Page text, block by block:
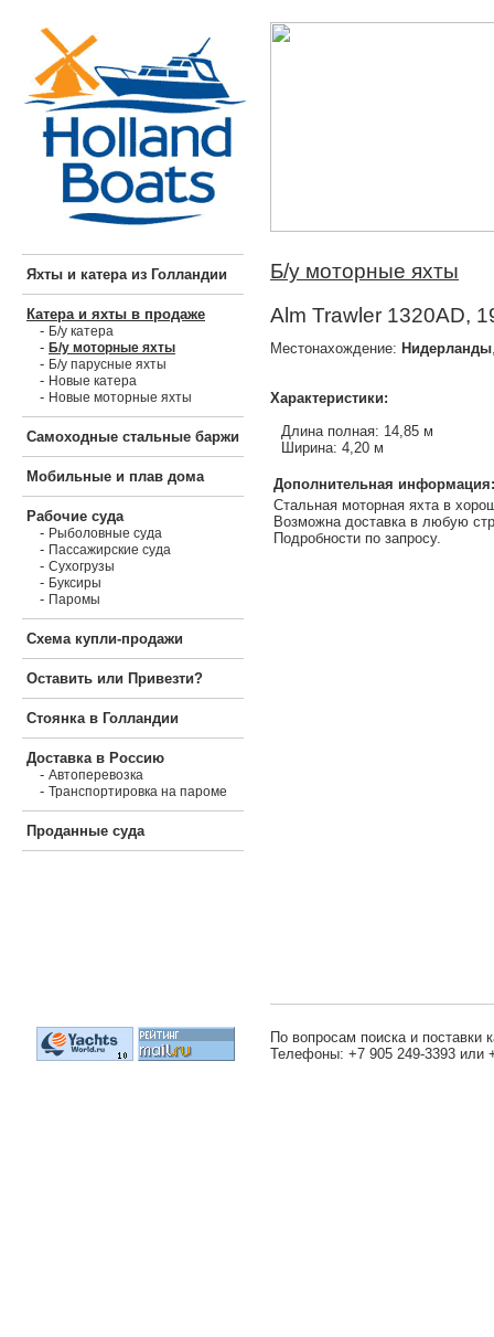
Яхты и катера из Голландии
Катера и яхты в продаже
- Б/у катера
- Б/у моторные яхты
- Б/у парусные яхты
- Новые катера
- Новые моторные яхты
Самоходные стальные баржи
Мобильные и плав дома
Рабочие суда
- Рыболовные суда
- Пассажирские суда
- Сухогрузы
- Буксиры
- Паромы
Схема купли-продажи
Оставить или Привезти?
Стоянка в Голландии
Доставка в Россию
- Автоперевозка
- Транспортировка на пароме
Проданные суда
Б/у моторные яхты
Alm Trawler 1320AD,
Местонахождение: Нидерланды
Характеристики:
Длина полная: 14,85 м
Ширина: 4,20 м
Дополнительная информация:
Стальная моторная яхта в
Возможна доставка в любую
Подробности по запросу.
По вопросам поиска и поставки
Телефоны: +7 905 249-3393 или